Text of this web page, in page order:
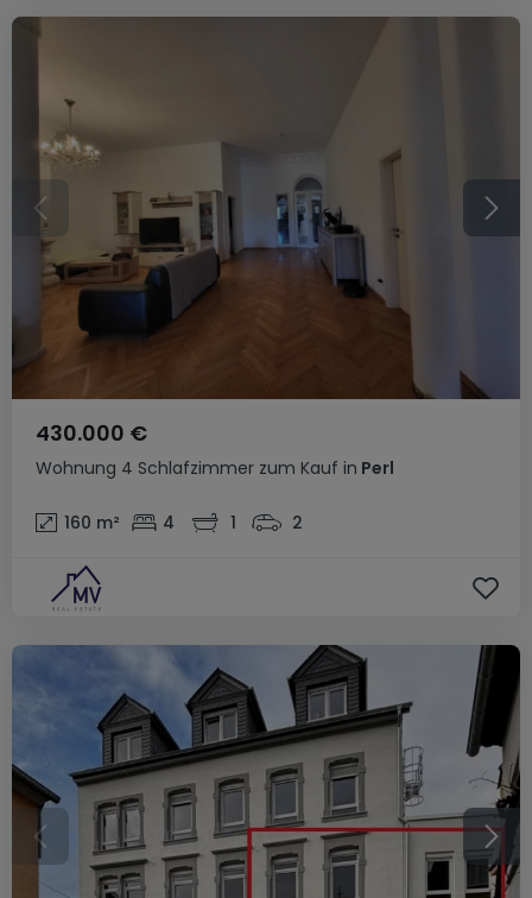
Wohnung 4 Schlafzimmer zum Kauf in Perl
430.000 €
160 m² 4 1 2